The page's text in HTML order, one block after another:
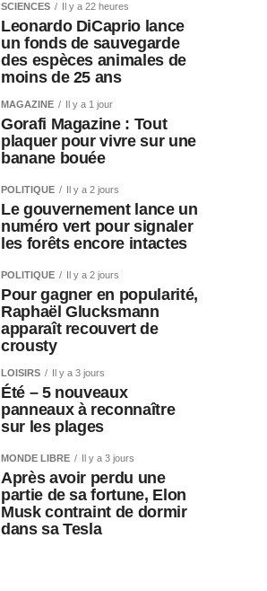
SCIENCES Il y a 22 heures
Leonardo DiCaprio lance
un fonds de sauvegarde
des espèces animales de
moins de 25 ans
MAGAZINE Il y a 1 jour
Gorafi Magazine : Tout
plaquer pour vivre sur une
banane bouée
POLITIQUE Il y a 2 jours
Le gouvernement lance un
numéro vert pour signaler
les forêts encore intactes
POLITIQUE Il y a 2 jours
Pour gagner en popularité,
Raphaël Glucksmann
apparaît recouvert de
crousty
LOISIRS Il y a 3 jours
Été – 5 nouveaux
panneaux à reconnaître
sur les plages
MONDE LIBRE Il y a 3 jours
Après avoir perdu une
partie de sa fortune, Elon
Musk contraint de dormir
dans sa Tesla